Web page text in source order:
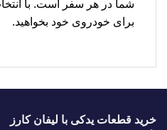
شما در هر سفر است. با انتخاب
برای خودروی خود بخواهید.
خرید قطعات یدکی با لیفان کارز